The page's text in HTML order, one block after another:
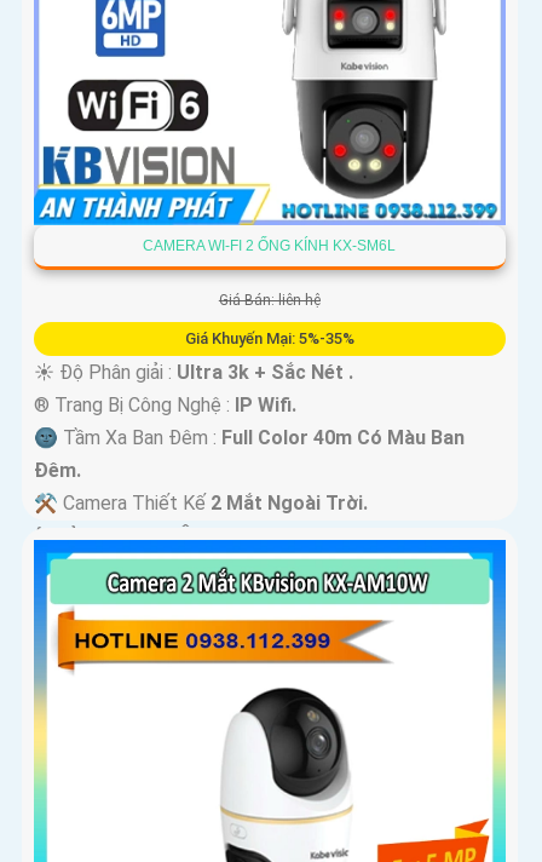
CAMERA WI-FI 2 ỐNG KÍNH KX-SM6L
Giá Bán: liên hệ
Giá Khuyến Mại: 5%-35%
☀️ Độ Phân giải : Ultra 3k + Sắc Nét .
®️ Trang Bị Công Nghệ : IP Wifi.
🌚 Tầm Xa Ban Đêm : Full Color 40m Có Màu Ban
Ðêm.
⚒ Camera Thiết Kế 2 Mắt Ngoài Trời.
️ƒ Khả Năng :Thu Âm Và Loa.